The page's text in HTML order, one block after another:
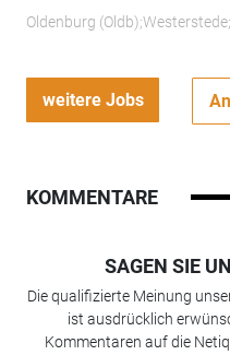
Oldenburg
weitere Jobs
KOMMENTARE
SAGEN SIE
Die qualifizierte Meinung
ist ausdrücklich
Kommentaren auf die